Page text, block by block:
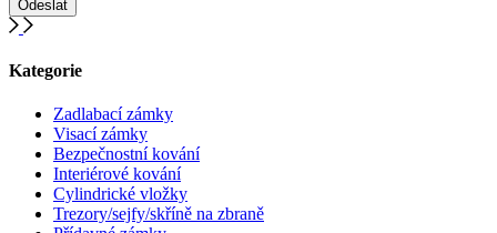
Kategorie
Zadlabací zámky
Visací zámky
Bezpečnostní kování
Interiérové kování
Cylindrické vložky
Trezory/sejfy/skříně na zbraně